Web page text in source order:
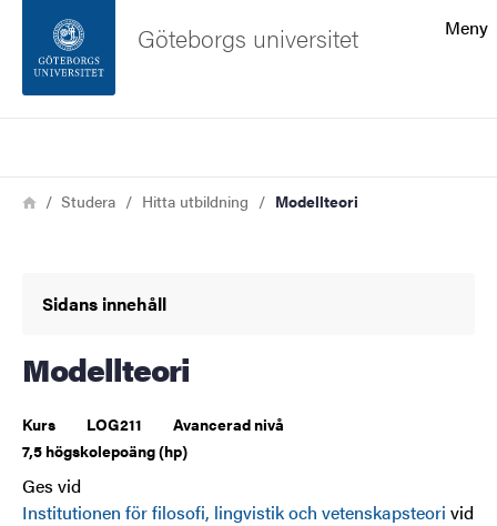
Sidfoten
Meny
Göteborgs universitet
Länkstig
HemStudera Hitta utbildning Modellteori
Sidans innehåll
Modellteori
Kurs LOG211
Avancerad nivå
7,5 högskolepoäng (hp)
Ges vid
Institutionen för filosofi, lingvistik och vetenskapsteori vid